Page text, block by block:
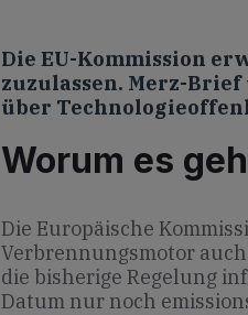
Die EU-Kommission
zuzulassen. Merz-
über
Worum es
Die Europäische
Verbrennungsmotor
die bisherige Regelung
Datum nur noch